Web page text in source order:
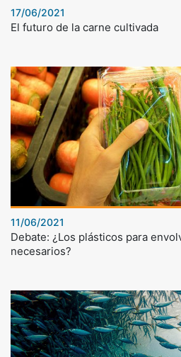
17/06/2021
El futuro de la carne cultivada
11/06/2021
Debate: ¿Los plásticos para
necesarios?